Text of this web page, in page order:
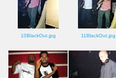
10BlackOut.jpg 11BlackOut.jpg